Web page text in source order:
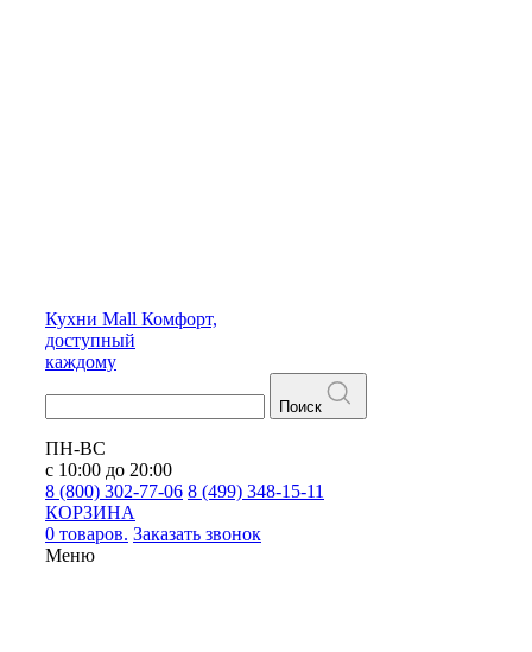
Кухни Mall Комфорт,
доступный
каждому
Поиск
ПН-ВС
с 10:00 до 20:00
8 (800) 302-77-06 8 (499) 348-15-11
КОРЗИНА
0 товаров. Заказать звонок
Меню